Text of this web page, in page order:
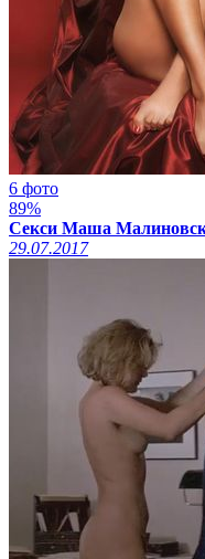
6 фото
89%
Секси Маша
29.07.2017